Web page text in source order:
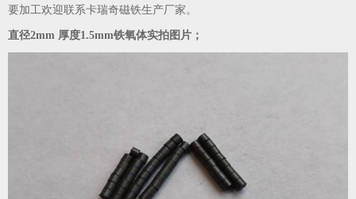
要加工欢迎联系卡瑞奇磁铁生产厂家。
直径2mm 厚度1.5mm铁氧体实拍图片；